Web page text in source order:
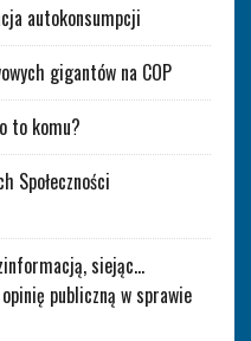
autokonsumpcji
gigantów na COP
to komu?
Społeczności
siejąc…
publiczną w sprawie